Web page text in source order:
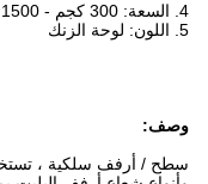
4. السعة: 300 كجم - 1500 كجم
5. اللون: لوحة الزنك
وصف:
سطح / أرفف سلكية ،